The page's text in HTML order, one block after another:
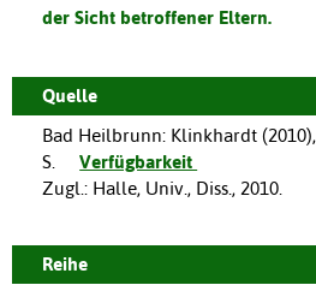
der Sicht betroffener Eltern.
Quelle
Bad Heilbrunn: Klinkhardt (2010),
S.
Verfügbarkeit
Zugl.: Halle, Univ., Diss., 2010.
Reihe